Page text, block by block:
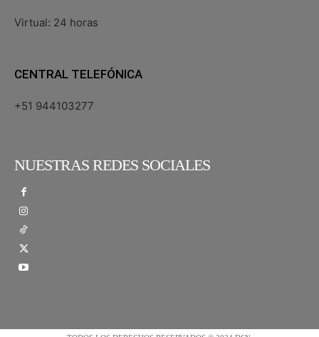
Virtual: 24 horas
CENTRAL TELEFÓNICA
+51 944103277
NUESTRAS REDES SOCIALES